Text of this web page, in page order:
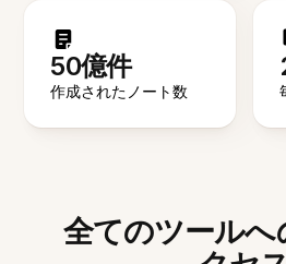
50億件
作成されたノート数
全てのツールへ